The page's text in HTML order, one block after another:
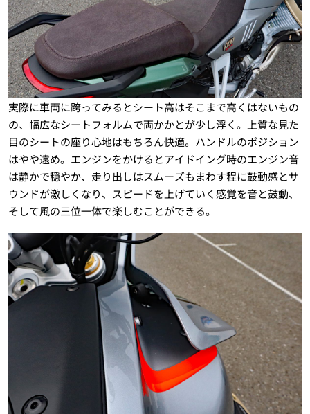
実際に車両に跨ってみるとシート高はそこまで高くはないもの
の、幅広なシートフォルムで両かかとが少し浮く。上質な見た
目のシートの座り心地はもちろん快適。ハンドルのポジション
はやや遠め。エンジンをかけるとアイドイング時のエンジン音
は静かで穏やか、走り出しはスムーズもまわす程に鼓動感とサ
ウンドが激しくなり、スピードを上げていく感覚を音と鼓動、
そして風の三位一体で楽しむことができる。